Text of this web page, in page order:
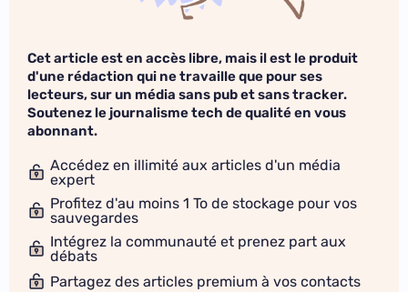
Cet article est en accès libre, mais il est le produit
d'une rédaction qui ne travaille que pour ses
lecteurs, sur un média sans pub et sans tracker.
Soutenez le journalisme tech de qualité en vous
abonnant.
Accédez en illimité aux articles d'un média
expert
Profitez d'au moins 1 To de stockage pour vos
sauvegardes
Intégrez la communauté et prenez part aux
débats
Partagez des articles premium à vos contacts